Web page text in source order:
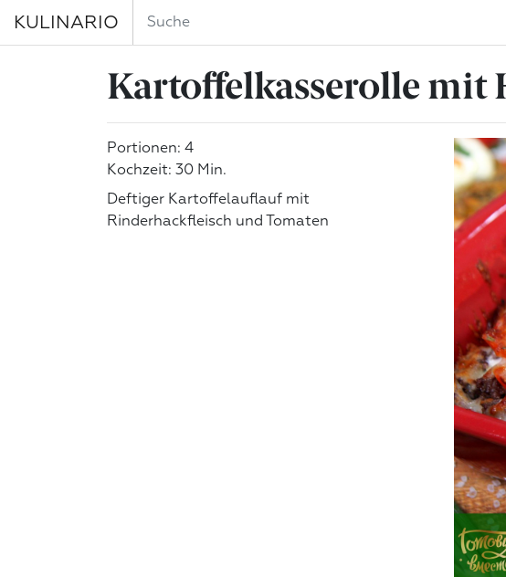
KULINARIO
Kartoffelkasserolle mit
Portionen: 4
Kochzeit: 30 Min.
Deftiger Kartoffelauflauf mit
Rinderhackfleisch und Tomaten